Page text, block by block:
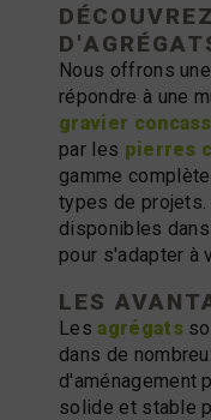
D'
Nous offrons
répondre à une
gravier
par les pierres
gamme
types de
disponibles
pour s'adapter à
LES
Lesagrégats
dans de
d'aménagement
solide et stable